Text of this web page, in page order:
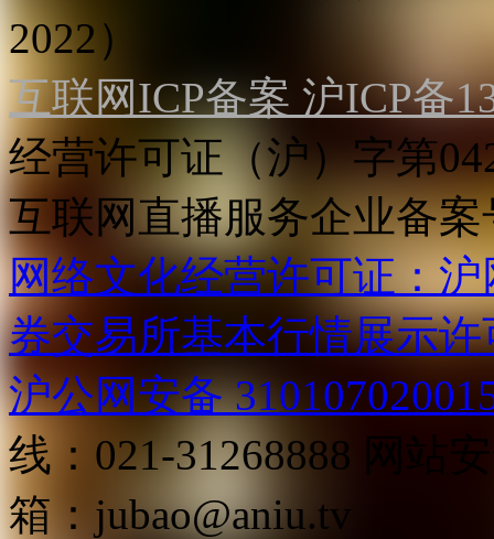
2022）
互联网ICP备案 沪ICP备
经营许可证（沪）字第
互联网直播服务企业备案
网络文化经营许可证：
券交易所基本行情展示许
沪公网安备
线：021-31268888 网站
箱： jubao@aniu.tv